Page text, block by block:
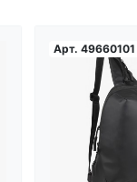
Арт. 49660101